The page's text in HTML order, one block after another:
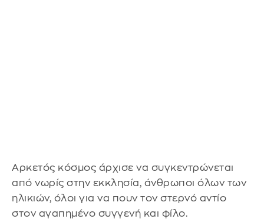
Αρκετός κόσμος άρχισε να συγκεντρώνεται
από νωρίς στην εκκλησία, άνθρωποι όλων των
ηλικιών, όλοι για να πουν τον στερνό αντίο
στον αγαπημένο συγγενή και φίλο.